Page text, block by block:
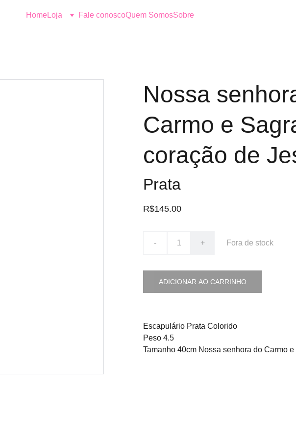
HomeLoja Fale conoscoQuem SomosSobre
Nossa
Carmo e
coração de
Prata
R$145.00
- + Fora de stock
ADICIONAR AO CARRINHO
Escapulário Prata Colorido
Peso 4.5
Tamanho 40cm Nossa senhora do Carmo